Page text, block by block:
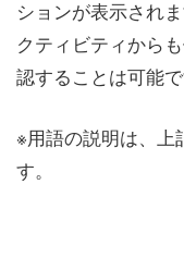
ションが表示され
クティビティから
認することは可能で
※用語の説明は、上
す。